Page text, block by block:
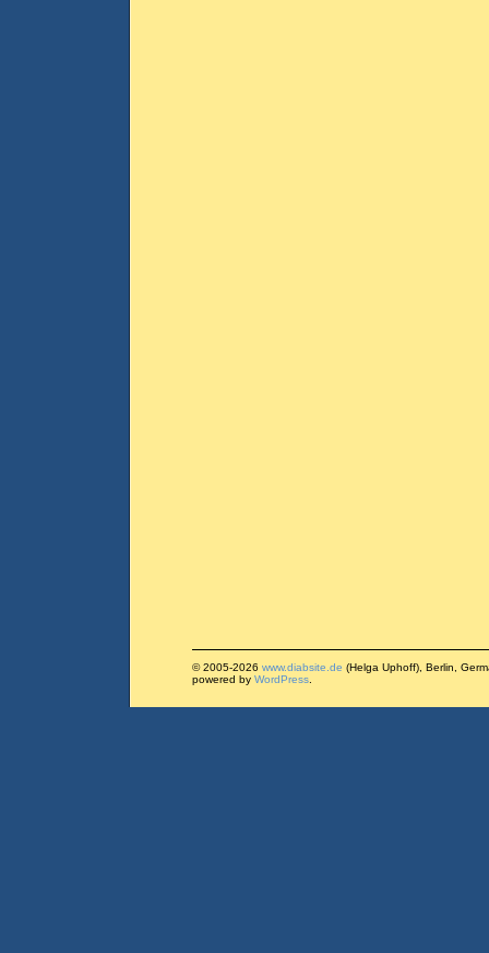
© 2005-2026 www.diabsite.de (Helga Uphoff), Berlin,
powered by WordPress.